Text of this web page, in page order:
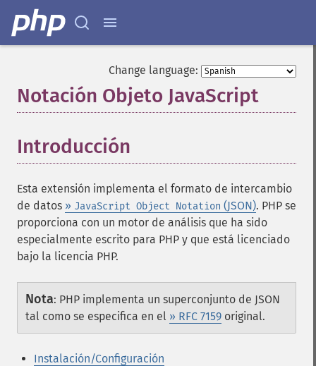
Change language:
Notación Objeto JavaScript
Introducción
Esta extensión implementa el formato de intercambio
de datos » JavaScript Object Notation (JSON). PHP se
proporciona con un motor de análisis que ha sido
especialmente escrito para PHP y que está licenciado
bajo la licencia PHP.
Nota: PHP implementa un superconjunto de JSON
tal como se especifica en el » RFC 7159 original.
Instalación/Configuración